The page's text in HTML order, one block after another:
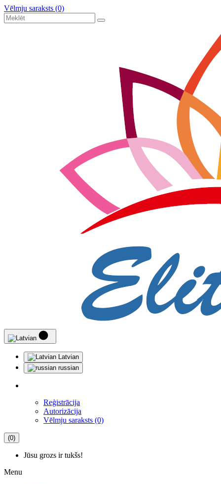
Vēlmju saraksts (0)
Latvian
russian
Reģistrācija
Autorizācija
Vēlmju saraksts (0)
(0)
Jūsu grozs ir tukšs!
Menu